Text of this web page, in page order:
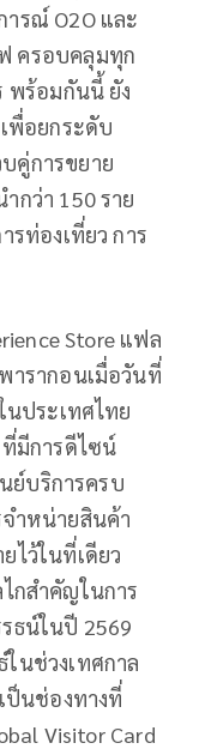
รณ์ O2O และ
ครอบคลุมทุก
พร้อมกันนี้ ยัง
พื่อยกระดับ
คู่การขยาย
กว่า 150 ราย
รท่องเที่ยว การ
Store แฟล
ารากอนเมื่อวันที่
นประเทศไทย
มีการดีไซน์
ย์บริการครบ
จำหน่ายสินค้า
ไว้ในที่เดียว
กสำคัญในการ
ธน์ในปี 2569
นช่วงเทศกาล
ป็นช่องทางที่
Visitor Card